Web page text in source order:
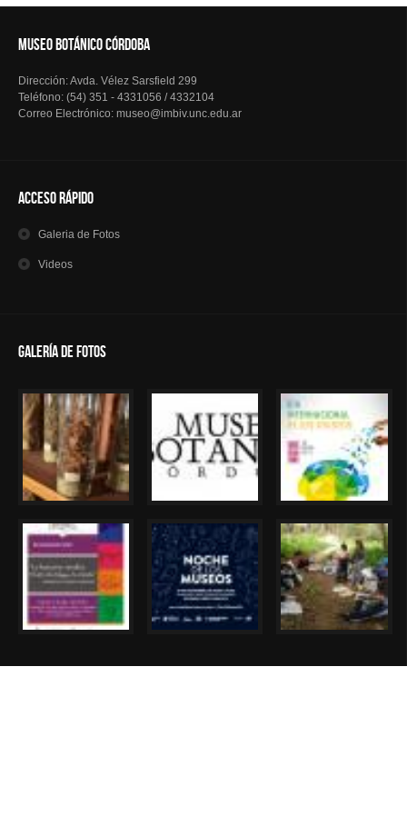
MUSEO BOTÁNICO CÓRDOBA
Dirección: Avda. Vélez Sarsfield 299
Teléfono: (54) 351 - 4331056 / 4332104
Correo Electrónico: museo@imbiv.unc.edu.ar
Acceso Rápido
Galeriade Fotos
Videos
Galería de Fotos